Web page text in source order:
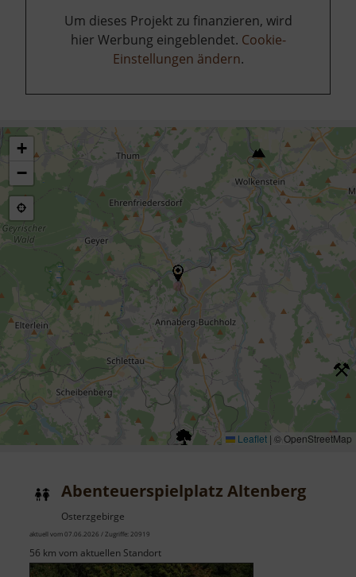
Um dieses Projekt zu finanzieren, wird
hier Werbung eingeblendet. Cookie-
Einstellungen ändern.
+
−
Leaflet | © OpenStreetMap
Abenteuerspielplatz Altenberg
Osterzgebirge
aktuell vom 07.06.2026 / Zugriffe: 20919
56 km vom aktuellen Standort